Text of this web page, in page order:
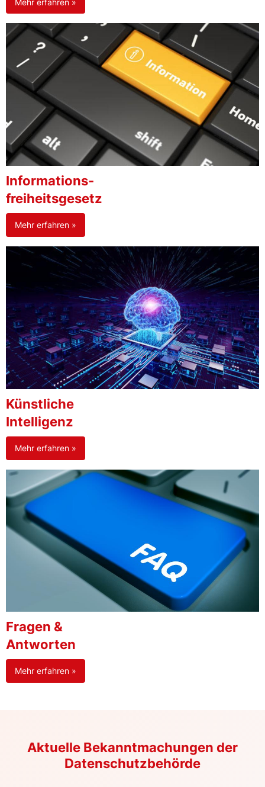
Informations-
freiheitsgesetz
Mehr erfahren »
Künstliche
Intelligenz
Mehr erfahren »
Fragen &
Antworten
Mehr erfahren »
Aktuelle Bekanntmachungen der
Datenschutzbehörde